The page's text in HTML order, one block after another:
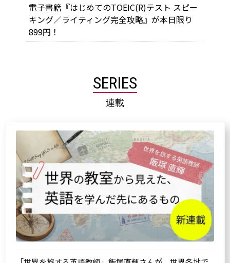
電子書籍『はじめてのTOEIC(R)テスト スピー
キング／ライティング完全攻略』が本日限り
899円！
SERIES
連載